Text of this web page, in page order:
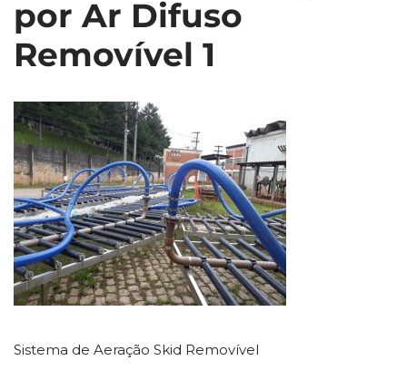
por Ar Difuso
Removível 1
Sistema de Aeração Skid Removível